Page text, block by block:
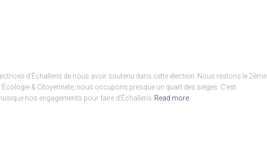
d’Échallens de nous avoir soutenu dans cette élection. Nous restons le 2ème
& Citoyennete, nous occupons presque un quart des sièges. C’est
nos engagements pour faire d’Échallens Read more